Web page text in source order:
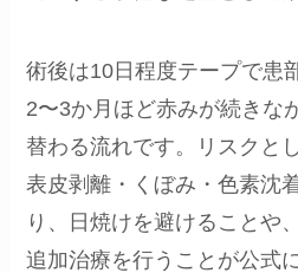
術後は10日程度テープで患
2〜3か月ほど赤みが続きな
替わる流れです。リスクと
表皮剥離・くぼみ・色素沈
り、日焼けを避けることや
追加治療を行うことが公式